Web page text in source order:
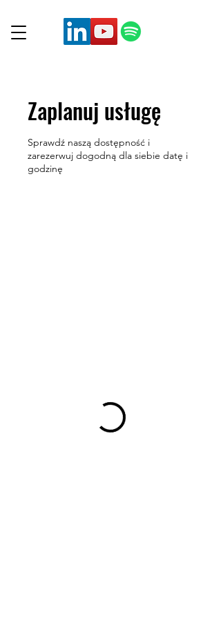
Zaplanuj usługę
Sprawdź naszą dostępność i
zarezerwuj dogodną dla siebie datę i
godzinę